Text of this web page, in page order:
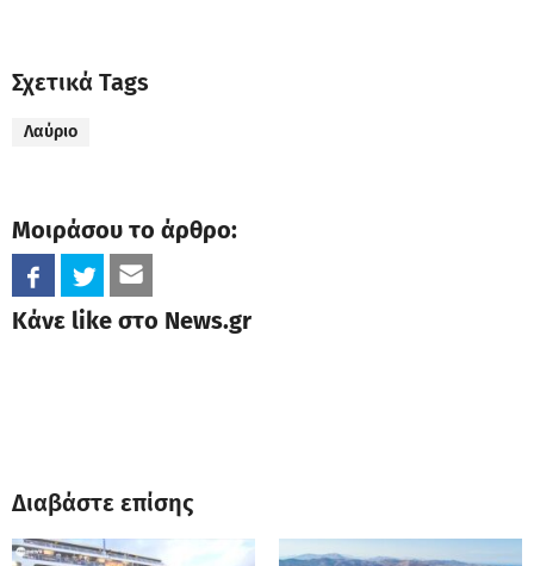
Σχετικά Tags
Λαύριο
Μοιράσου το άρθρο:
Κάνε like στο News.gr
Διαβάστε επίσης